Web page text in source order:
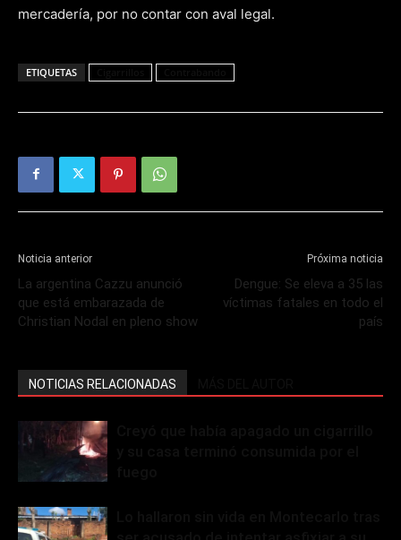
mercadería, por no contar con aval legal.
ETIQUETAS
Noticia anterior
La argentina Cazzu anunció
que está embarazada de
Christian Nodal en pleno show
Próxima noticia
Dengue: Se eleva a 35 las
víctimas fatales en todo el
país
NOTICIAS RELACIONADAS